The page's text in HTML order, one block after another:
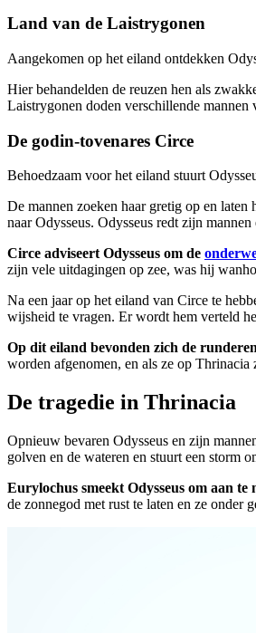
Land van de Laistrygonen
Aangekomen op het eiland ontdekken
Hier behandelden de reuzen hen als
Laistrygonen doden verschillende mannen
De godin-tovenares Circe
Behoedzaam voor het eiland stuurt
De mannen zoeken haar gretig op en
naar Odysseus. Odysseus redt zijn
Circe adviseert Odysseus om de
zijn vele uitdagingen op zee, was hij
Na een jaar op het eiland van Circe te
wijsheid te vragen. Er wordt hem verteld
Op dit eiland bevonden zich de
worden afgenomen, en als ze op
De tragedie in Thrinacia
Opnieuw bevaren Odysseus en zijn
golven en de wateren en stuurt een storm
Eurylochus smeekt Odysseus om aan
de zonnegod met rust te laten en ze onder